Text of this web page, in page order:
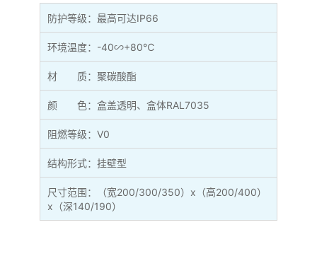
防护等级：最高可达IP66
环境温度：-40∽+80℃
材 质：聚碳酸酯
颜 色：盒盖透明、盒体RAL7035
阻燃等级：V0
结构形式：挂壁型
尺寸范围：（宽200/300/350）x（高200/400）
x（深140/190）